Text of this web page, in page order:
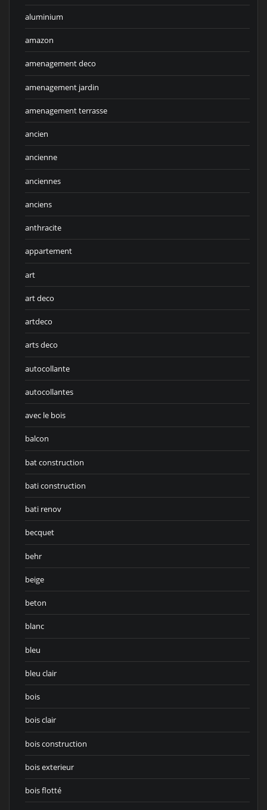
aluminium
amazon
amenagement deco
amenagement jardin
amenagement terrasse
ancien
ancienne
anciennes
anciens
anthracite
appartement
art
art deco
artdeco
arts deco
autocollante
autocollantes
avec le bois
balcon
bat construction
bati construction
bati renov
becquet
behr
beige
beton
blanc
bleu
bleu clair
bois
bois clair
bois construction
bois exterieur
bois flotté